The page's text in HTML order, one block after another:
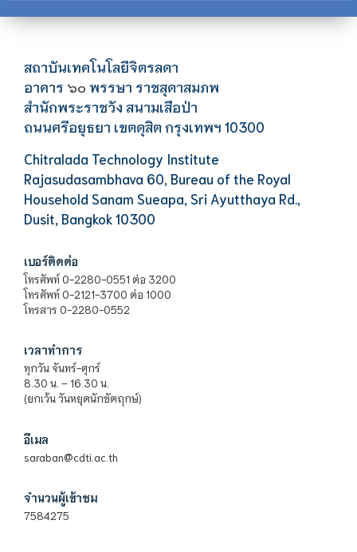
สถาบันเทคโนโลยีจิตรลดา
อาคาร ๖๐ พรรษา ราชสุดาสมภพ
สำนักพระราชวัง สนามเสือป่า
ถนนศรีอยุธยา เขตดุสิต กรุงเทพฯ 10300
Chitralada Technology Institute
Rajasudasambhava 60, Bureau of the Royal
Household Sanam Sueapa, Sri Ayutthaya Rd.,
Dusit, Bangkok 10300
เบอร์ติดต่อ
โทรศัพท์ 0-2280-0551 ต่อ 3200
โทรศัพท์ 0-2121-3700 ต่อ 1000
โทรสาร 0-2280-0552
เวลาทำการ
ทุกวัน จันทร์-ศุกร์
8.30 น. – 16.30 น.
(ยกเว้น วันหยุดนักขัตฤกษ์)
อีเมล
saraban@cdti.ac.th
จำนวนผู้เข้าชม
7584275